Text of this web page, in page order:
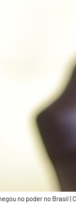
no poder no Brasil |